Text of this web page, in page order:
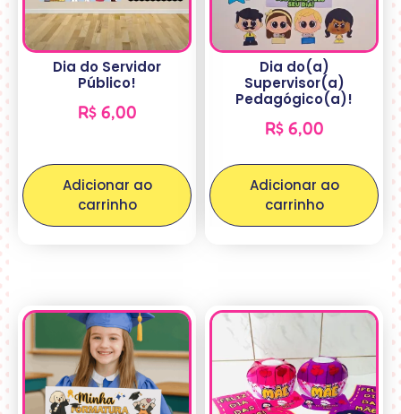
Dia do Servidor
Público!
R$6,00
Adicionar ao
carrinho
Dia do(a)
Supervisor(a)
Pedagógico(a)!
R$6,00
Adicionar ao
carrinho